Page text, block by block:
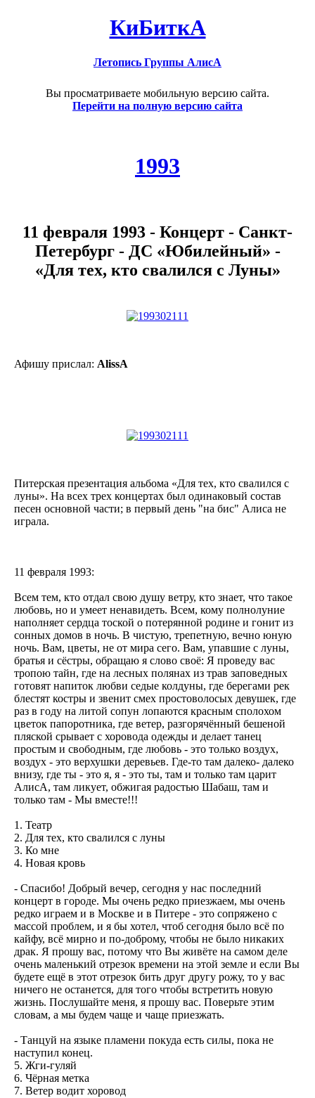
КиБиткА
Летопись Группы АлисА
Вы просматриваете мобильную версию сайта.
Перейти на полную версию сайта
1993
11 февраля 1993 - Концерт - Санкт-
Петербург - ДС «Юбилейный» -
«Для тех, кто свалился с Луны»
Афишу прислал: AlissA
Питерская презентация альбома «Для тех, кто свалился с
луны». На всех трех концертах был одинаковый состав
песен основной части; в первый день "на бис" Алиса не
играла.
11 февраля 1993:
Всем тем, кто отдал свою душу ветру, кто знает, что такое
любовь, но и умеет ненавидеть. Всем, кому полнолуние
наполняет сердца тоской о потерянной родине и гонит из
сонных домов в ночь. В чистую, трепетную, вечно юную
ночь. Вам, цветы, не от мира сего. Вам, упавшие с луны,
братья и сёстры, обращаю я слово своё: Я проведу вас
тропою тайн, где на лесных полянах из трав заповедных
готовят напиток любви седые колдуны, где берегами рек
блестят костры и звенит смех простоволосых девушек, где
раз в году на литой сопун лопаются красным сполохом
цветок папоротника, где ветер, разгорячённый бешеной
пляской срывает с хоровода одежды и делает танец
простым и свободным, где любовь - это только воздух,
воздух - это верхушки деревьев. Где-то там далеко- далеко
внизу, где ты - это я, я - это ты, там и только там царит
АлисА, там ликует, обжигая радостью Шабаш, там и
только там - Мы вместе!!!
1. Театр
2. Для тех, кто свалился с луны
3. Ко мне
4. Новая кровь
- Спасибо! Добрый вечер, сегодня у нас последний
концерт в городе. Мы очень редко приезжаем, мы очень
редко играем и в Москве и в Питере - это сопряжено с
массой проблем, и я бы хотел, чтоб сегодня было всё по
кайфу, всё мирно и по-доброму, чтобы не было никаких
драк. Я прошу вас, потому что Вы живёте на самом деле
очень маленький отрезок времени на этой земле и если Вы
будете ещё в этот отрезок бить друг другу рожу, то у вас
ничего не останется, для того чтобы встретить новую
жизнь. Послушайте меня, я прошу вас. Поверьте этим
словам, а мы будем чаще и чаще приезжать.
- Танцуй на языке пламени покуда есть силы, пока не
наступил конец.
5. Жги-гуляй
6. Чёрная метка
7. Ветер водит хоровод